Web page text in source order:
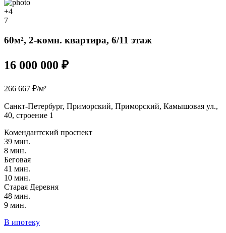
+4
7
60м², 2-комн. квартира, 6/11 этаж
16 000 000 ₽
266 667 ₽/м²
Санкт-Петербург, Приморский, Приморский, Камышовая ул.,
40, строение 1
Комендантский проспект
39 мин.
8 мин.
Беговая
41 мин.
10 мин.
Старая Деревня
48 мин.
9 мин.
В ипотеку